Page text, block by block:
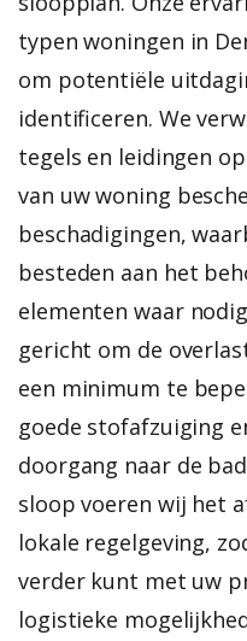
typen woningen in
om potentiële
identificeren. We
tegels en leidingen
van uw woning
beschadigingen,
besteden aan het
elementen waar
gericht om de
een minimum te
goede stofafzuiging
doorgang naar de
sloop voeren wij het
lokale regelgeving,
verder kunt met uw
logistieke